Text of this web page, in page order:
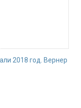
2018 год. Вернер